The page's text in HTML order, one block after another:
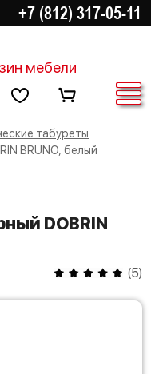
+7 (812) 317-05-11
мебели
табуреты
BRUNO, белый
(5)